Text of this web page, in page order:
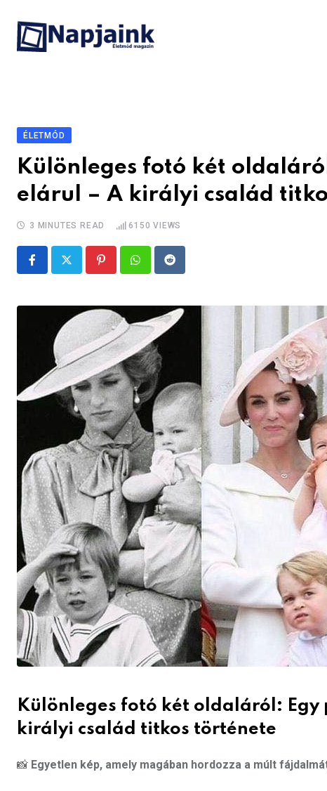
content
ÉLETMÓD
Különleges fotó két
elárul – A királyi család
3 MINUTES READ 6150 VIEWS
PinterestWhatsappReddit
Különleges fotó két oldaláról:
királyi család titkos története
📸 Egyetlen kép, amely magában hordozza a múlt